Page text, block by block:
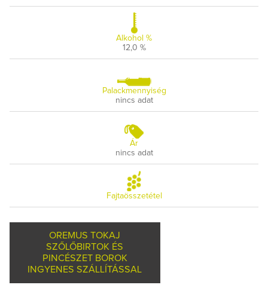
Alkohol %
12,0 %
Palackmennyiség
nincs adat
Ár
nincs adat
Fajtaösszetétel
OREMUS TOKAJ
SZŐLŐBIRTOK ÉS
PINCÉSZET BOROK
INGYENES SZÁLLÍTÁSSAL